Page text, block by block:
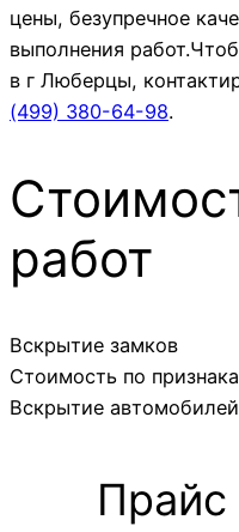
цены, безупречное
выполнения
в г Люберцы,
(499) 380-64-98.
работ
Вскрытие замков
Стоимость по
Вскрытие автомобилей
Прайс